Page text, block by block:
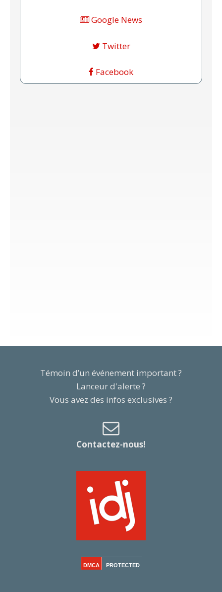
Google News
Twitter
Facebook
Témoin d’un événement important ?
Lanceur d'alerte ?
Vous avez des infos exclusives ?
Contactez-nous!
DMCA PROTECTED